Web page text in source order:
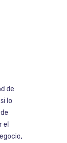
de
lo
el